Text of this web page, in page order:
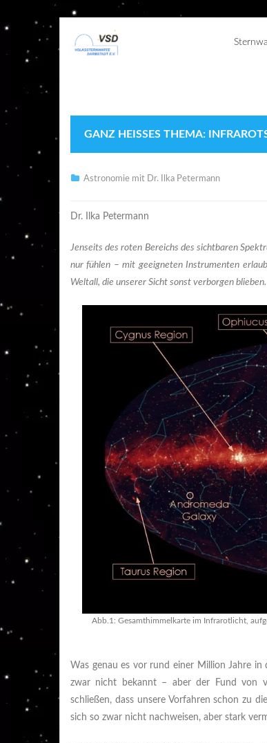
GANZ HEISSES THEMA:
Astronomie mit Dr. Ilka Petermann
Dr. Ilka Petermann
Jenseits des roten Bereichs des sichtbaren
nur fühlen – mit geeigneten Instrumenten
Weltall, die unserer Sicht sonst verborgen blieben.
Abb.1: Gesamthimmelkarte im Infrarotlicht,
Was genau es vor rund einer Million Jahre
zwar nicht bekannt – aber der Fund von
schließen, dass unsere Vorfahren schon zu
sich so zwar nicht nachweisen, aber stark